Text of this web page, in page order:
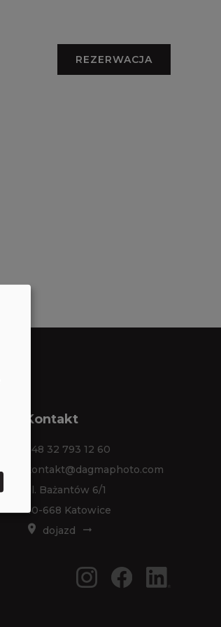
REZERWACJA
Kontakt
+48 32 793 12 60
kontakt@dagmaphoto.com
ul. Bażantów 6/1
40-668 Katowice
dojazd